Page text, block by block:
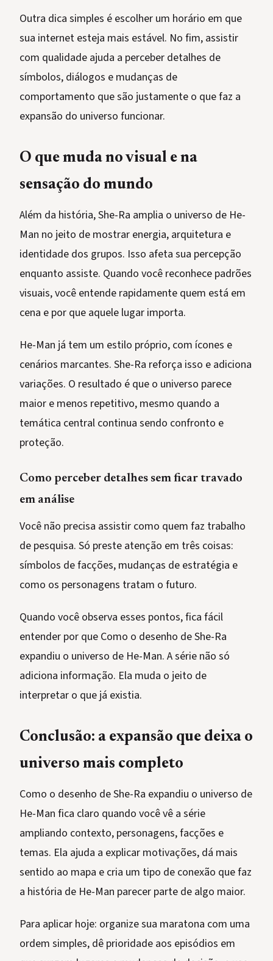
Outra dica simples é escolher um horário em que
sua internet esteja mais estável. No fim, assistir
com qualidade ajuda a perceber detalhes de
símbolos, diálogos e mudanças de
comportamento que são justamente o que faz a
expansão do universo funcionar.
O que muda no visual e na
sensação do mundo
Além da história, She-Ra amplia o universo de He-
Man no jeito de mostrar energia, arquitetura e
identidade dos grupos. Isso afeta sua percepção
enquanto assiste. Quando você reconhece padrões
visuais, você entende rapidamente quem está em
cena e por que aquele lugar importa.
He-Man já tem um estilo próprio, com ícones e
cenários marcantes. She-Ra reforça isso e adiciona
variações. O resultado é que o universo parece
maior e menos repetitivo, mesmo quando a
temática central continua sendo confronto e
proteção.
Como perceber detalhes sem ficar travado
em análise
Você não precisa assistir como quem faz trabalho
de pesquisa. Só preste atenção em três coisas:
símbolos de facções, mudanças de estratégia e
como os personagens tratam o futuro.
Quando você observa esses pontos, fica fácil
entender por que Como o desenho de She-Ra
expandiu o universo de He-Man. A série não só
adiciona informação. Ela muda o jeito de
interpretar o que já existia.
Conclusão: a expansão que deixa o
universo mais completo
Como o desenho de She-Ra expandiu o universo de
He-Man fica claro quando você vê a série
ampliando contexto, personagens, facções e
temas. Ela ajuda a explicar motivações, dá mais
sentido ao mapa e cria um tipo de conexão que faz
a história de He-Man parecer parte de algo maior.
Para aplicar hoje: organize sua maratona com uma
ordem simples, dê prioridade aos episódios em